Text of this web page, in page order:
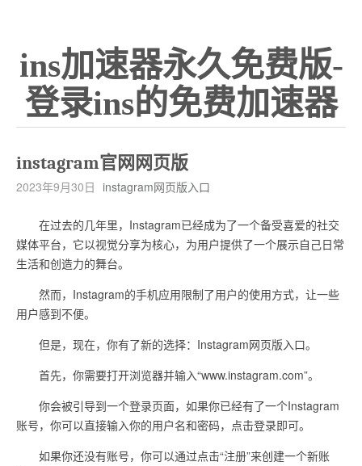
ins加速器永久免费版-
登录ins的免费加速器
instagram官网网页版
2023年9月30日 instagram网页版入口
在过去的几年里，Instagram已经成为了一个备受喜爱的社交
媒体平台，它以视觉分享为核心，为用户提供了一个展示自己日常
生活和创造力的舞台。
然而，Instagram的手机应用限制了用户的使用方式，让一些
用户感到不便。
但是，现在，你有了新的选择：Instagram网页版入口。
首先，你需要打开浏览器并输入“www.instagram.com”。
你会被引导到一个登录页面，如果你已经有了一个Instagram
账号，你可以直接输入你的用户名和密码，点击登录即可。
如果你还没有账号，你可以通过点击“注册”来创建一个新账